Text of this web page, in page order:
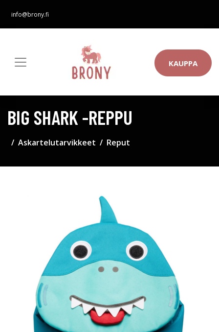
info@brony.fi
KAUPPA
BIG SHARK -REPPU
Askartelutarvikkeet Reput